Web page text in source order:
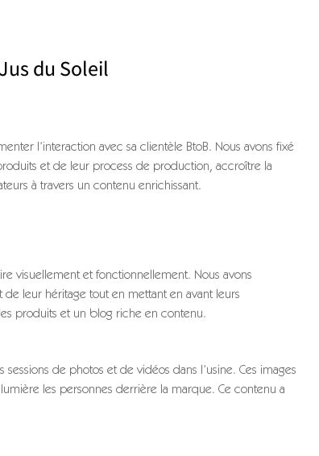
du Soleil
l’interaction avec sa clientèle BtoB. Nous avons fixé
et de leur process de production, accroître la
à travers un contenu enrichissant.
visuellement et fonctionnellement. Nous avons
leur héritage tout en mettant en avant leurs
produits et un blog riche en contenu.
de photos et de vidéos dans l’usine. Ces images
les personnes derrière la marque. Ce contenu a